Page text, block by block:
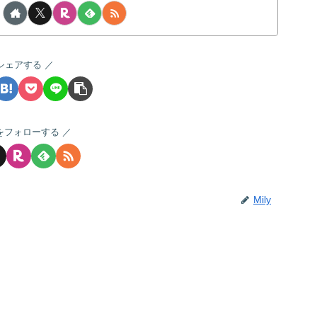
ェアする
フォローする
Mily